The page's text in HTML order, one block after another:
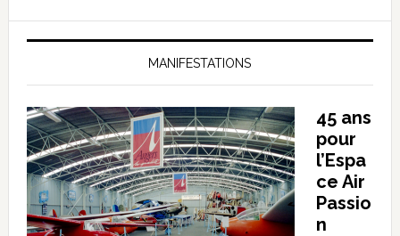
MANIFESTATIONS
45 ans
pour
l’Espa
ce Air
Passio
n